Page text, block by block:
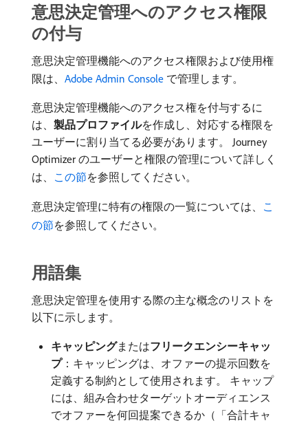
意思決定管理へのアクセス権限
の付与
意思決定管理機能へのアクセス権限および使用権
限は、 Adobe Admin Console で管理します。
意思決定管理機能へのアクセス権を付与するに
は、 製品プロファイル​を作成し、対応する権限を
ユーザーに割り当てる必要があります。 Journey
Optimizer のユーザーと権限の管理について詳しく
は、 この節を参照してください。
意思決定管理に特有の権限の一覧については、 こ
の節を参照してください。
用語集
意思決定管理を使用する際の主な概念のリストを
以下に示します。
キャッピング​または​フリークエンシーキャッ
プ：キャッピングは、オファーの提示回数を
定義する制約として使用されます。 キャップ
には、組み合わせターゲットオーディエンス
でオファーを何回提案できるか（「合計キャ